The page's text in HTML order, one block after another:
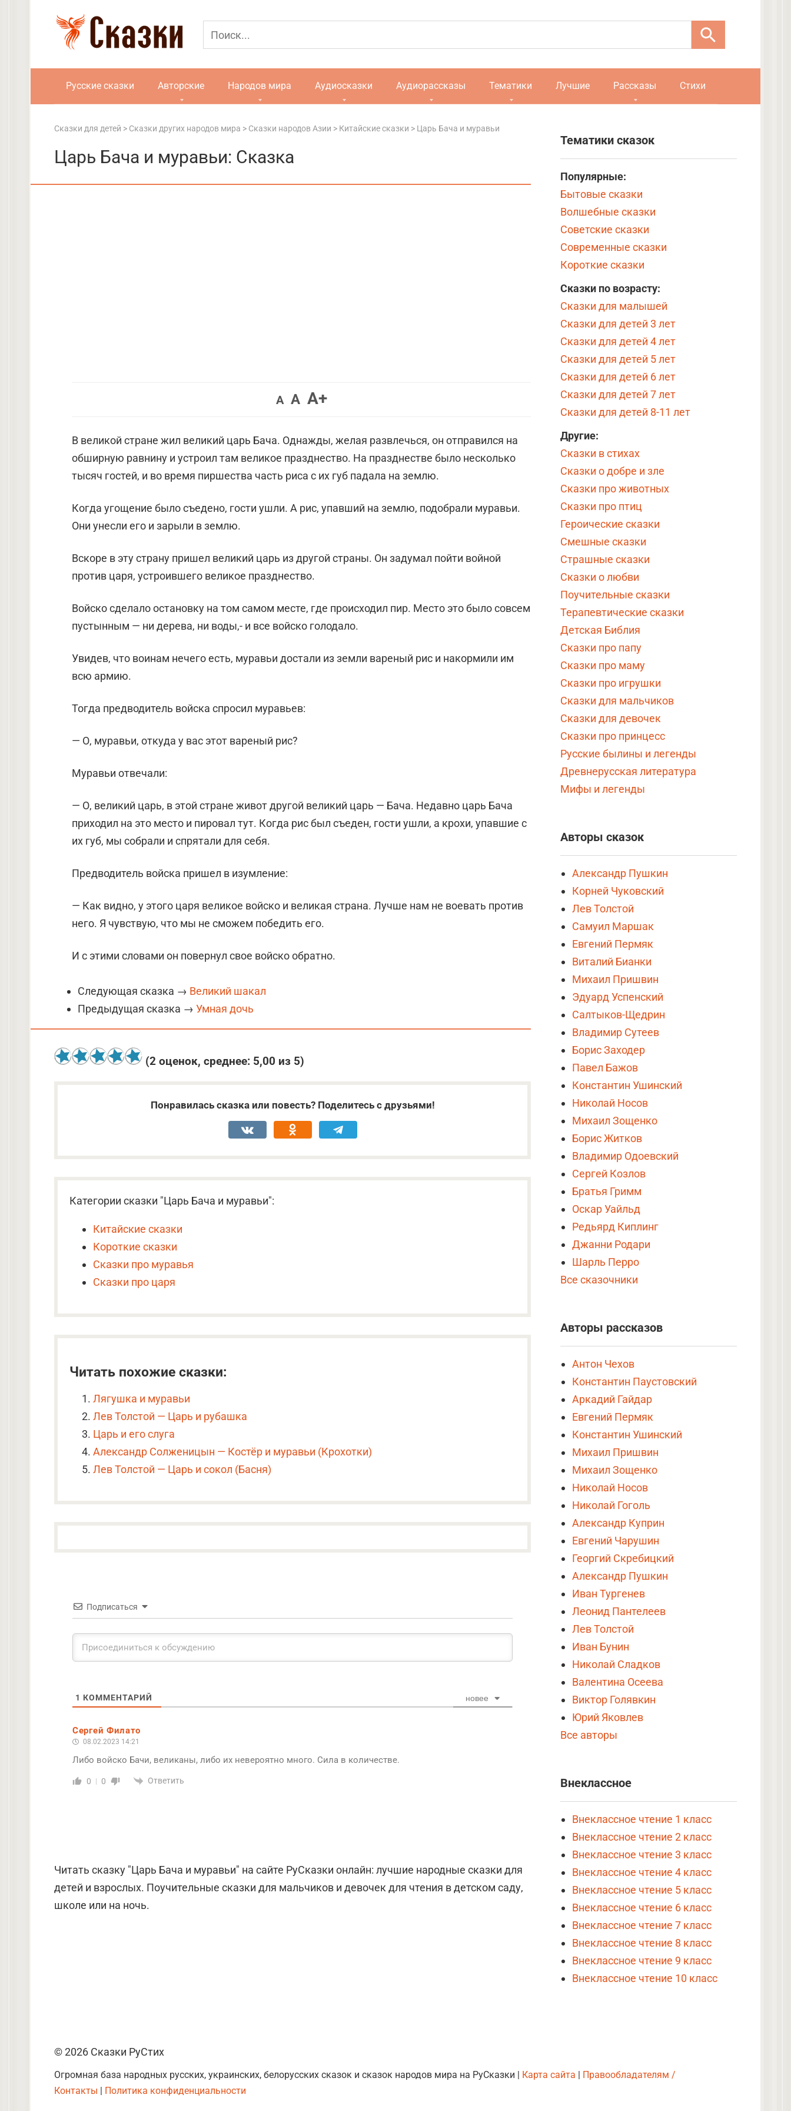
Русские сказки Авторские Народов мира Аудиосказки Аудиорассказы Тематики Лучшие Рассказы Стихи
Сказки для детей > Сказки других народов мира > Сказки народов Азии > Китайские сказки > Царь Бача и муравьи
Царь Бача и муравьи: Сказка
AУменьшить
AВернуть
A+Увеличить
В великой стране жил великий царь Бача. Однажды, желая развлечься, он отправился на
обширную равнину и устроил там великое празднество. На празднестве было несколько
тысяч гостей, и во время пиршества часть риса с их губ падала на землю.
Когда угощение было съедено, гости ушли. А рис, упавший на землю, подобрали муравьи.
Они унесли его и зарыли в землю.
Вскоре в эту страну пришел великий царь из другой страны. Он задумал пойти войной
против царя, устроившего великое празднество.
Войско сделало остановку на том самом месте, где происходил пир. Место это было совсем
пустынным — ни дерева, ни воды,- и все войско голодало.
Увидев, что воинам нечего есть, муравьи достали из земли вареный рис и накормили им
всю армию.
Тогда предводитель войска спросил муравьев:
— О, муравьи, откуда у вас этот вареный рис?
Муравьи отвечали:
— О, великий царь, в этой стране живот другой великий царь — Бача. Недавно царь Бача
приходил на это место и пировал тут. Когда рис был съеден, гости ушли, а крохи, упавшие с
их губ, мы собрали и спрятали для себя.
Предводитель войска пришел в изумление:
— Как видно, у этого царя великое войско и великая страна. Лучше нам не воевать против
него. Я чувствую, что мы не сможем победить его.
И с этими словами он повернул свое войско обратно.
Следующая сказка → Великий шакал
Предыдущая сказка → Умная дочь
(2 оценок, среднее: 5,00 из 5)
Понравилась сказка или повесть? Поделитесь с друзьями!
Категории сказки "Царь Бача и муравьи":
Китайские сказки
Короткие сказки
Сказки про муравья
Сказки про царя
Читать похожие сказки:
Лягушка и муравьи
Лев Толстой — Царь и рубашка
Царь и его слуга
Александр Солженицын — Костёр и муравьи (Крохотки)
Лев Толстой — Царь и сокол (Басня)
Подписаться
1 КОММЕНТАРИЙ новее
Сергей Филато
08.02.2023 14:21
Либо войско Бачи, великаны, либо их невероятно много. Сила в количестве.
0 0 Ответить
Читать сказку "Царь Бача и муравьи" на сайте РуСказки онлайн: лучшие народные сказки для
детей и взрослых. Поучительные сказки для мальчиков и девочек для чтения в детском саду,
школе или на ночь.
Тематики сказок
Популярные:
Бытовые сказки
Волшебные сказки
Советские сказки
Современные сказки
Короткие сказки
Сказки по возрасту:
Сказки для малышей
Сказки для детей 3 лет
Сказки для детей 4 лет
Сказки для детей 5 лет
Сказки для детей 6 лет
Сказки для детей 7 лет
Сказки для детей 8-11 лет
Другие:
Сказки в стихах
Сказки о добре и зле
Сказки про животных
Сказки про птиц
Героические сказки
Смешные сказки
Страшные сказки
Сказки о любви
Поучительные сказки
Терапевтические сказки
Детская Библия
Сказки про папу
Сказки про маму
Сказки про игрушки
Сказки для мальчиков
Сказки для девочек
Сказки про принцесс
Русские былины и легенды
Древнерусская литература
Мифы и легенды
Авторы сказок
Александр Пушкин
Корней Чуковский
Лев Толстой
Самуил Маршак
Евгений Пермяк
Виталий Бианки
Михаил Пришвин
Эдуард Успенский
Салтыков-Щедрин
Владимир Сутеев
Борис Заходер
Павел Бажов
Константин Ушинский
Николай Носов
Михаил Зощенко
Борис Житков
Владимир Одоевский
Сергей Козлов
Братья Гримм
Оскар Уайльд
Редьярд Киплинг
Джанни Родари
Шарль Перро
Все сказочники
Авторы рассказов
Антон Чехов
Константин Паустовский
Аркадий Гайдар
Евгений Пермяк
Константин Ушинский
Михаил Пришвин
Михаил Зощенко
Николай Носов
Николай Гоголь
Александр Куприн
Евгений Чарушин
Георгий Скребицкий
Александр Пушкин
Иван Тургенев
Леонид Пантелеев
Лев Толстой
Иван Бунин
Николай Сладков
Валентина Осеева
Виктор Голявкин
Юрий Яковлев
Все авторы
Внеклассное
Внеклассное чтение 1 класс
Внеклассное чтение 2 класс
Внеклассное чтение 3 класс
Внеклассное чтение 4 класс
Внеклассное чтение 5 класс
Внеклассное чтение 6 класс
Внеклассное чтение 7 класс
Внеклассное чтение 8 класс
Внеклассное чтение 9 класс
Внеклассное чтение 10 класс
© 2026 Сказки РуСтих
Огромная база народных русских, украинских, белорусских сказок и сказок народов мира на РуСказки | Карта сайта | Правообладателям /
Контакты | Политика конфиденциальности